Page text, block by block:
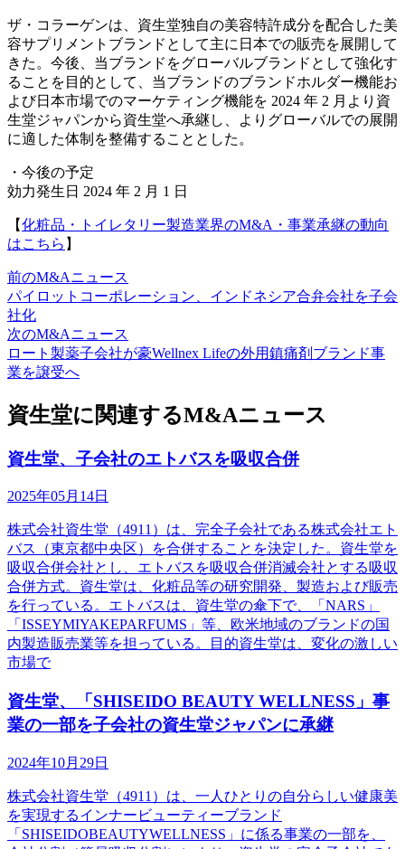
ザ・コラーゲンは、資生堂独自の美容特許成分を配合した美
容サプリメントブランドとして主に日本での販売を展開して
きた。今後、当ブランドをグローバルブランドとして強化す
ることを目的として、当ブランドのブランドホルダー機能お
よび日本市場でのマーケティング機能を 2024 年 2 月より資
生堂ジャパンから資生堂へ承継し、よりグローバルでの展開
に適した体制を整備することとした。
・今後の予定
効力発生日 2024 年 2 月 1 日
【化粧品・トイレタリー製造業界のM&A・事業承継の動向
はこちら 】
前のM&Aニュース
パイロットコーポレーション、インドネシア合弁会社を子会
社化
次のM&Aニュース
ロート製薬子会社が豪Wellnex Lifeの外用鎮痛剤ブランド事
業を譲受へ
資生堂に関連するM&Aニュース
資生堂、子会社のエトバスを吸収合併
2025年05月14日
株式会社資生堂（4911）は、完全子会社である株式会社エト
バス（東京都中央区）を合併することを決定した。資生堂を
吸収合併会社とし、エトバスを吸収合併消滅会社とする吸収
合併方式。資生堂は、化粧品等の研究開発、製造および販売
を行っている。エトバスは、資生堂の傘下で、「NARS」
「ISSEYMIYAKEPARFUMS」等、欧米地域のブランドの国
内製造販売業等を担っている。目的資生堂は、変化の激しい
市場で
資生堂、「SHISEIDO BEAUTY WELLNESS」事
業の一部を子会社の資生堂ジャパンに承継
2024年10月29日
株式会社資生堂（4911）は、一人ひとりの自分らしい健康美
を実現するインナービューティーブランド
「SHISEIDOBEAUTYWELLNESS」に係る事業の一部を、